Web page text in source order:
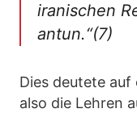
iranischen
antun.“(7)
Dies deutete auf
also die Lehren